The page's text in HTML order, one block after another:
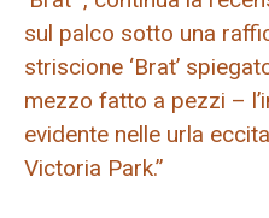
sul palco sotto una
striscione ‘Brat’
mezzo fatto a pezzi –
evidente nelle urla
Victoria Park.”